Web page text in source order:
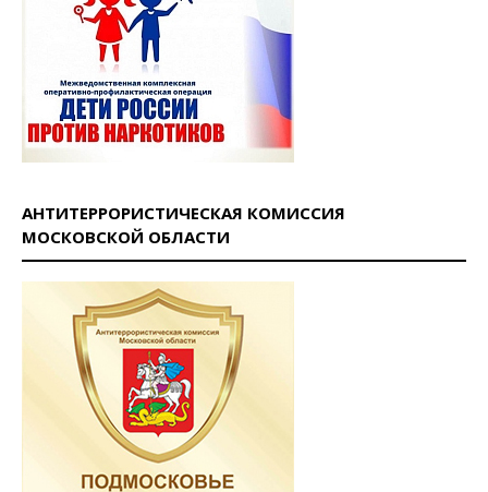
АНТИТЕРРОРИСТИЧЕСКАЯ КОМИССИЯ
МОСКОВСКОЙ ОБЛАСТИ